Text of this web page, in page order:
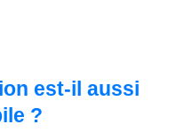
est-il aussi
?